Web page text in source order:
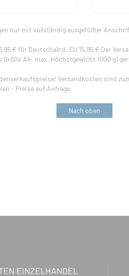
nur mit vollständig ausgefüllter
€ für Deutschalnd, EU 15,95 € Der
A4, max. Höchstgewicht 1000 g)
Versandkosten sind
- Preise auf Anfrage.
Nach oben
EINZELHANDEL